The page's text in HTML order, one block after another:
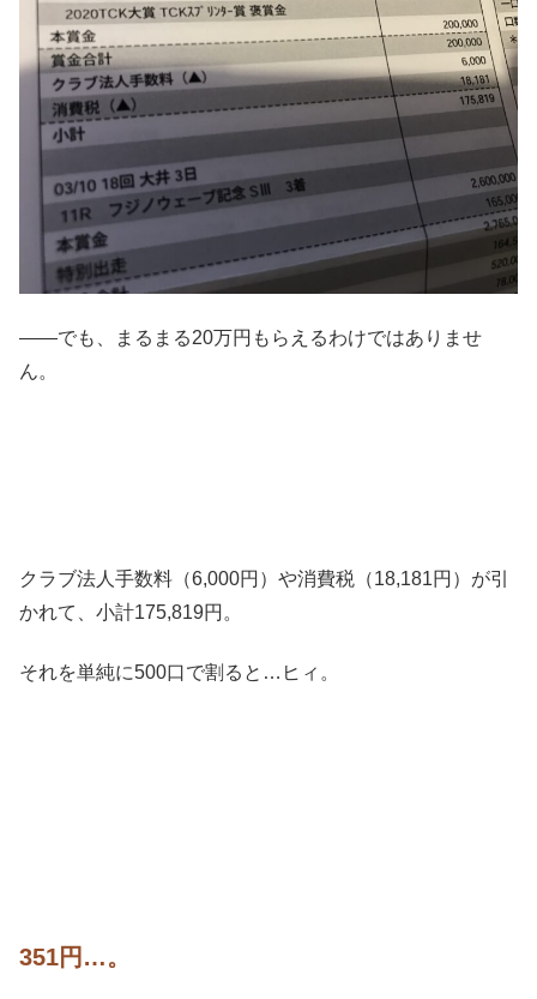
――でも、まるまる20万円もらえるわけではありませ
ん。
クラブ法人手数料（6,000円）や消費税（18,181円）が引
かれて、小計175,819円。
それを単純に500口で割ると…ヒィ。
351円…。